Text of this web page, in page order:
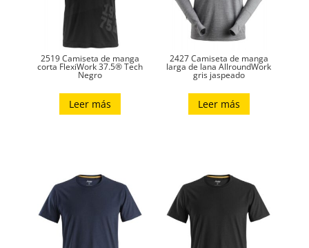
2519 Camiseta de manga
corta FlexiWork 37.5® Tech
Negro
Leer más
2427 Camiseta de manga
larga de lana AllroundWork
gris jaspeado
Leer más